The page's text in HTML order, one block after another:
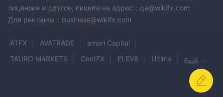
лицензия и другое, пишите на адрес：qa@wikifx.com
Для рекламы：business@wikifx.com
ATFX AVATRADE
amari Capital
TAURO MARKETS
CentFX ELEV8
Ultima
Ещё